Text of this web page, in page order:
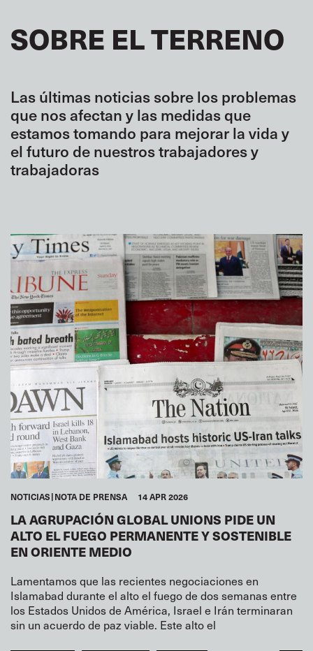
SOBRE EL TERRENO
Las últimas noticias sobre los problemas
que nos afectan y las medidas que
estamos tomando para mejorar la vida y
el futuro de nuestros trabajadores y
trabajadoras
NOTICIAS NOTA DE PRENSA 14 APR 2026
LA AGRUPACIÓN GLOBAL UNIONS PIDE UN
ALTO EL FUEGO PERMANENTE Y SOSTENIBLE
EN ORIENTE MEDIO
Lamentamos que las recientes negociaciones en
Islamabad durante el alto el fuego de dos semanas entre
los Estados Unidos de América, Israel e Irán terminaran
sin un acuerdo de paz viable. Este alto el